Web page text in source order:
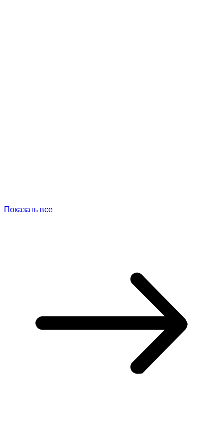
Показать все